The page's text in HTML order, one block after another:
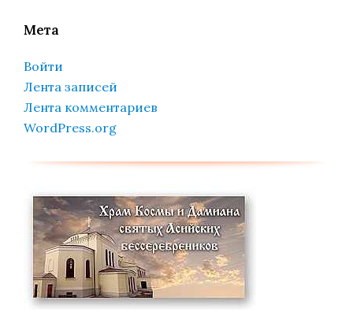
Мета
Войти
Лента записей
Лента комментариев
WordPress.org